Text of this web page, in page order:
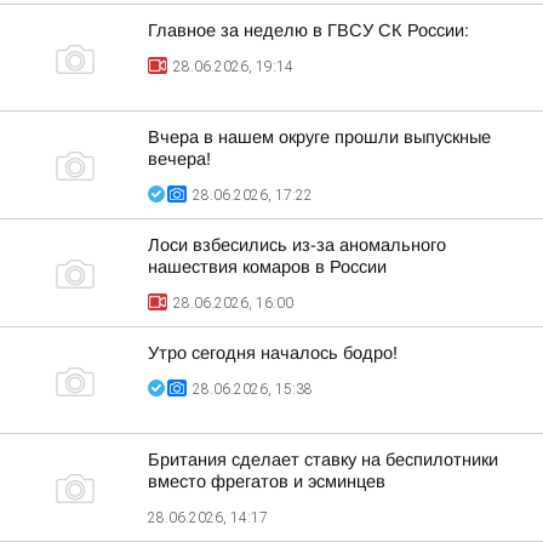
Главное за неделю в ГВСУ СК России:
28.06.2026, 19:14
Вчера в нашем округе прошли выпускные
вечера!
28.06.2026, 17:22
Лоси взбесились из-за аномального
нашествия комаров в России
28.06.2026, 16:00
Утро сегодня началось бодро!
28.06.2026, 15:38
Британия сделает ставку на беспилотники
вместо фрегатов и эсминцев
28.06.2026, 14:17